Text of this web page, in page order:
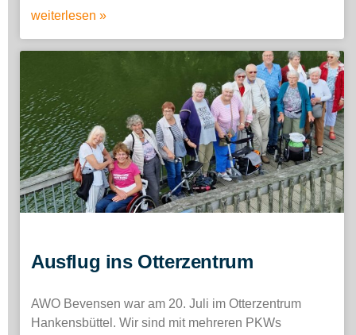
weiterlesen »
Ausflug ins Otterzentrum
AWO Bevensen war am 20. Juli im Otterzentrum
Hankensbüttel. Wir sind mit mehreren PKWs